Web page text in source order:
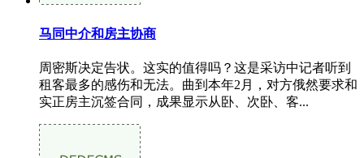
马同中介和房主协商
周密斯决定告状。这实的值得吗？这是采访中记者听到
租客最多的感伤和无法。曲到本年2月，对方俄然要求和
实正房主沉签合同，成果显示从卧、次卧、客...